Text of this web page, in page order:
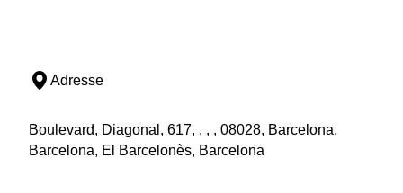
Adresse
Boulevard, Diagonal, 617, , , , 08028, Barcelona,
Barcelona, El Barcelonès, Barcelona